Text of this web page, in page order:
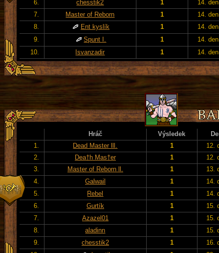
6.
chesstik2 1
14. den
7.
Master of Reborn 1
14. den
8.
Ent kyslík 1
14. den
9.
Spunt I. 1
14. den
10.
Isvanzadir 1 14. den
Hráč Výsledek
1.
Dead Master lll. 1
12.
2.
Dea†h Mas†er 1
12.
3.
Master of Reborn ll. 1
13.
4.
Galwail 1
14.
5.
Rebel 1
14.
6.
Gurtík 1
15.
7.
Azazel01 1
15.
8.
aladinn 1
15.
9.
chesstik2 1
16.